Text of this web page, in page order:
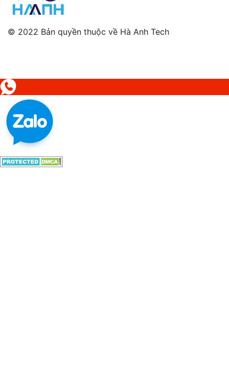
© 2022 Bản quyền thuộc về Hà Anh Tech